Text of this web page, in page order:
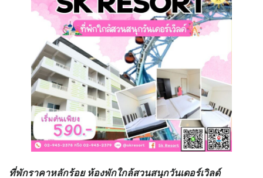
ที่พักราคาหลักร้อย ห้องพักใกล้สวนสนุกวันเดอร์เวิลด์